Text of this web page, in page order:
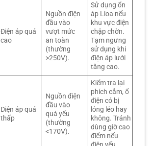
Điện áp quá
cao
Nguồn điện
đầu vào
vượt mức
an toàn
(thường
>250V).
Sử dụng ổn
áp Lioa nếu
khu vực điện
chập chờn.
Tạm ngưng
sử dụng khi
điện áp lưới
tăng cao.
Điện áp quá
thấp
Nguồn điện
đầu vào
quá yếu
(thường
<170V).
Kiểm tra lại
phích cắm, ổ
điện có bị
lỏng lẻo hay
không. Tránh
dùng giờ cao
điểm nếu